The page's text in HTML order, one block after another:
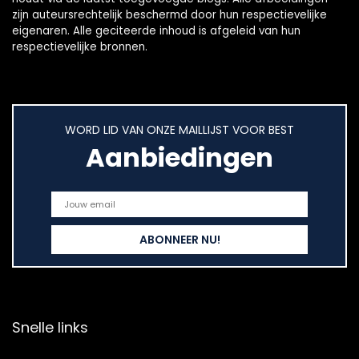
zijn auteursrechtelijk beschermd door hun respectievelijke
eigenaren. Alle geciteerde inhoud is afgeleid van hun
respectievelijke bronnen.
WORD LID VAN ONZE MAILLIJST VOOR BEST
Aanbiedingen
Snelle links